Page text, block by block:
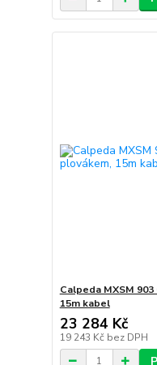
Calpeda MXSM
15m kabel
23 284 Kč
19 243 Kč bez DPH